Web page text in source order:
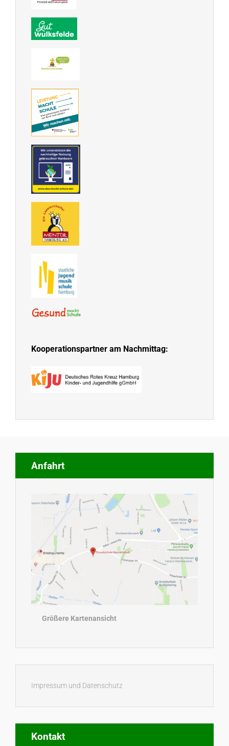
Kooperationspartner am Nachmittag:
Anfahrt
Größere Kartenansicht
Impressum und Datenschutz
Kontakt